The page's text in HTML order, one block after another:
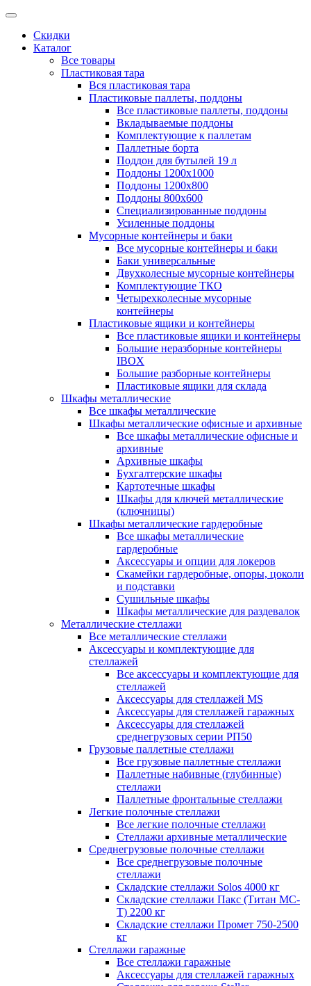
Скидки
Каталог
Все товары
Пластиковая тара
Вся пластиковая тара
Пластиковые паллеты, поддоны
Все пластиковые паллеты, поддоны
Вкладываемые поддоны
Комплектующие к паллетам
Паллетные борта
Поддон для бутылей 19 л
Поддоны 1200х1000
Поддоны 1200х800
Поддоны 800х600
Специализированные поддоны
Усиленные поддоны
Мусорные контейнеры и баки
Все мусорные контейнеры и баки
Баки универсальные
Двухколесные мусорные контейнеры
Комплектующие ТКО
Четырехколесные мусорные
контейнеры
Пластиковые ящики и контейнеры
Все пластиковые ящики и контейнеры
Большие неразборные контейнеры
IBOX
Большие разборные контейнеры
Пластиковые ящики для склада
Шкафы металлические
Все шкафы металлические
Шкафы металлические офисные и архивные
Все шкафы металлические офисные и
архивные
Архивные шкафы
Бухгалтерские шкафы
Картотечные шкафы
Шкафы для ключей металлические
(ключницы)
Шкафы металлические гардеробные
Все шкафы металлические
гардеробные
Аксессуары и опции для локеров
Скамейки гардеробные, опоры, цоколи
и подставки
Сушильные шкафы
Шкафы металлические для раздевалок
Металлические стеллажи
Все металлические стеллажи
Аксессуары и комплектующие для
стеллажей
Все аксессуары и комплектующие для
стеллажей
Аксессуары для стеллажей MS
Аксессуары для стеллажей гаражных
Аксессуары для стеллажей
среднегрузовых серии РП50
Грузовые паллетные стеллажи
Все грузовые паллетные стеллажи
Паллетные набивные (глубинные)
стеллажи
Паллетные фронтальные стеллажи
Легкие полочные стеллажи
Все легкие полочные стеллажи
Стеллажи архивные металлические
Среднегрузовые полочные стеллажи
Все среднегрузовые полочные
стеллажи
Складские стеллажи Solos 4000 кг
Складские стеллажи Пакс (Титан МС-
Т) 2200 кг
Складские стеллажи Промет 750-2500
кг
Стеллажи гаражные
Все стеллажи гаражные
Аксессуары для стеллажей гаражных